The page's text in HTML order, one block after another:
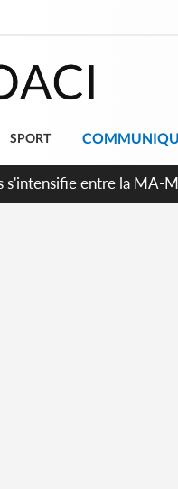
SPORT
un environnement